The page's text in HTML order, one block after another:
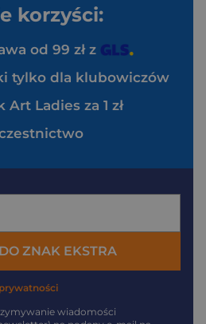
korzyści:
od 99 zł z
tylko dla klubowiczów
Art Ladies za 1 zł
ZNAK EKSTRA
wiadomości